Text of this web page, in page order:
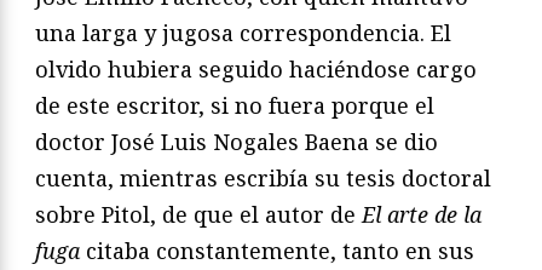
una larga y jugosa correspondencia. El
olvido hubiera seguido haciéndose cargo
de este escritor, si no fuera porque el
doctor José Luis Nogales Baena se dio
cuenta, mientras escribía su tesis doctoral
sobre Pitol, de que el autor de El arte de la
fuga citaba constantemente, tanto en sus